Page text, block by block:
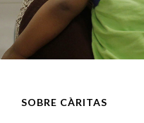
SOBRE CÀRITAS